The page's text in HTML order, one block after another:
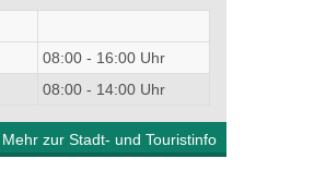
08:00 - 16:00 Uhr
08:00 - 14:00 Uhr
Mehr zur Stadt- und Touristinfo